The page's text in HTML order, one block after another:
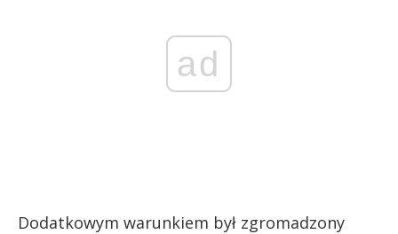
ad
Dodatkowym warunkiem był zgromadzony